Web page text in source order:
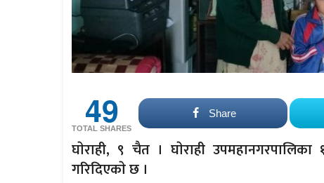
49
TOTAL SHARES
Share
घाेराही, ९ चैत । घाेराही
गरिदिएकाे छ ।